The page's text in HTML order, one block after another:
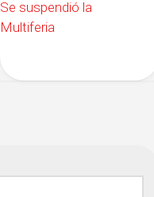
Se suspendió la
Multiferia